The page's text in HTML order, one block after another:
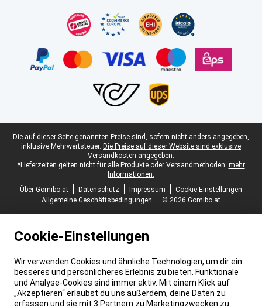
Juristische Fußzeile
Die auf dieser Seite genannten Preise sind, sofern nicht anders angegeben,
inklusive Mehrwertsteuer. Die Preise auf dieser Website sind exklusive
Versandkosten angegeben.
*Lieferzeiten gelten nicht für alle Produkte oder Versandmethoden: mehr
Informationen.
Über Gomibo.at
Datenschutz Impressum
Cookie-Einstellungen
Allgemeine Geschäftsbedingungen
© 2026 Gomibo.at
Cookie-Einstellungen
Wir verwenden Cookies und ähnliche Technologien, um dir ein
besseres und persönlicheres Erlebnis zu bieten. Funktionale
und Analyse-Cookies sind immer aktiv. Mit einem Klick auf
„Akzeptieren“ erlaubst du uns außerdem, deine Daten zu
erfassen und sie mit 3 Partnern zu Marketingzwecken zu